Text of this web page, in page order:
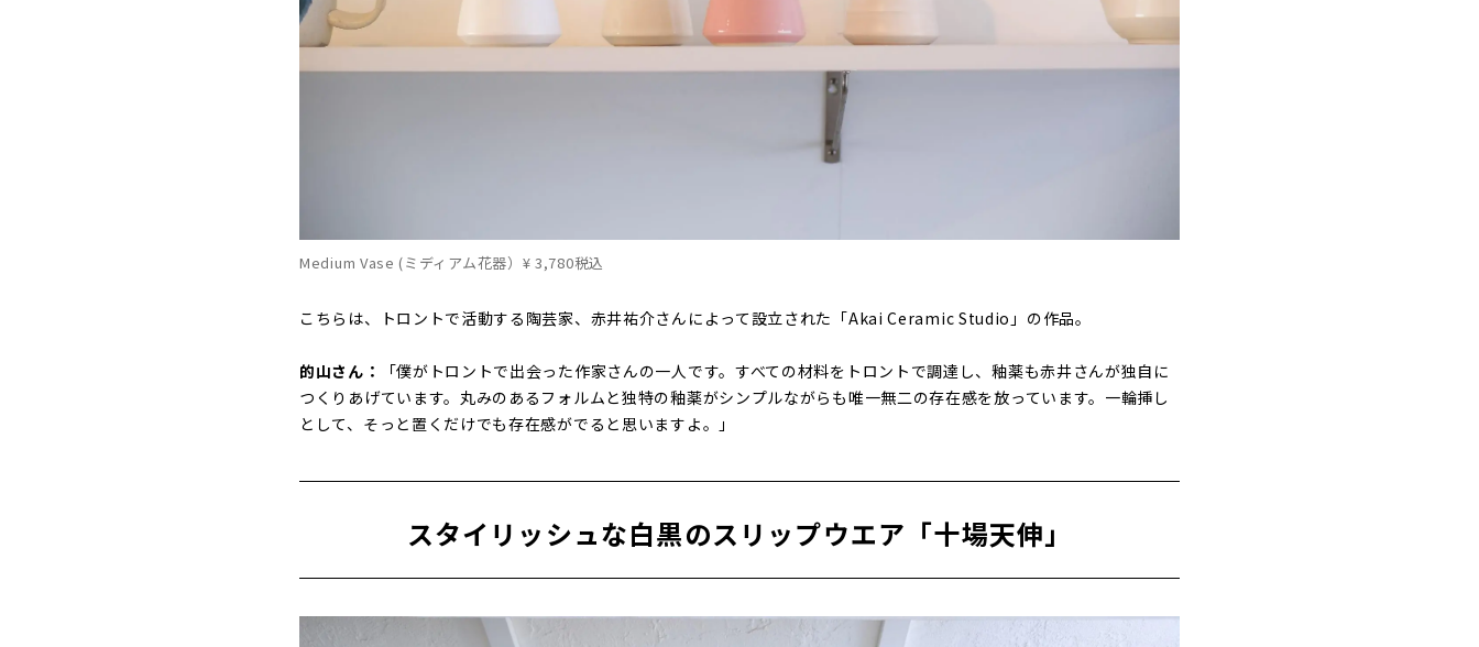
Medium Vase (ミディアム花器）¥ 3,780税込
こちらは、トロントで活動する陶芸家、赤井祐介さんによって設立された「Akai Ceramic Studio」の作品。
的山さん：
「僕がトロントで出会った作家さんの一人です。すべての材料をトロントで調達し、釉薬も赤井さんが独自に
つくりあげています。丸みのあるフォルムと独特の釉薬がシンプルながらも唯一無二の存在感を放っています。一輪挿し
として、そっと置くだけでも存在感がでると思いますよ。」
スタイリッシュな白黒のスリップウエア「十場天伸」